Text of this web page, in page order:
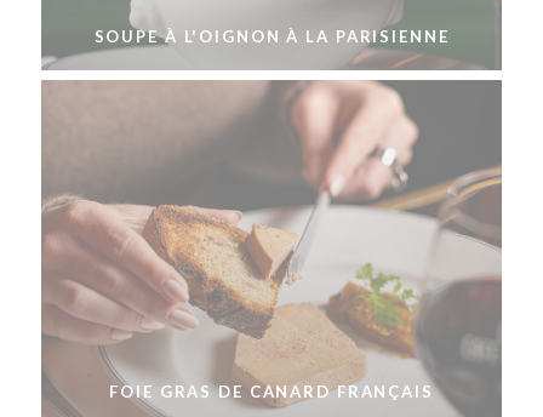
SOUPE À L'OIGNON À LA PARISIENNE
FOIE GRAS DE CANARD FRANÇAIS